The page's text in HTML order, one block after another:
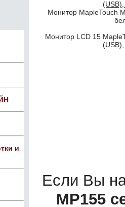
и
Монитор MapleTouch
Монитор LCD 15
Если Вы
MP155